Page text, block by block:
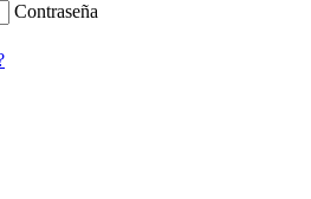
Contraseña